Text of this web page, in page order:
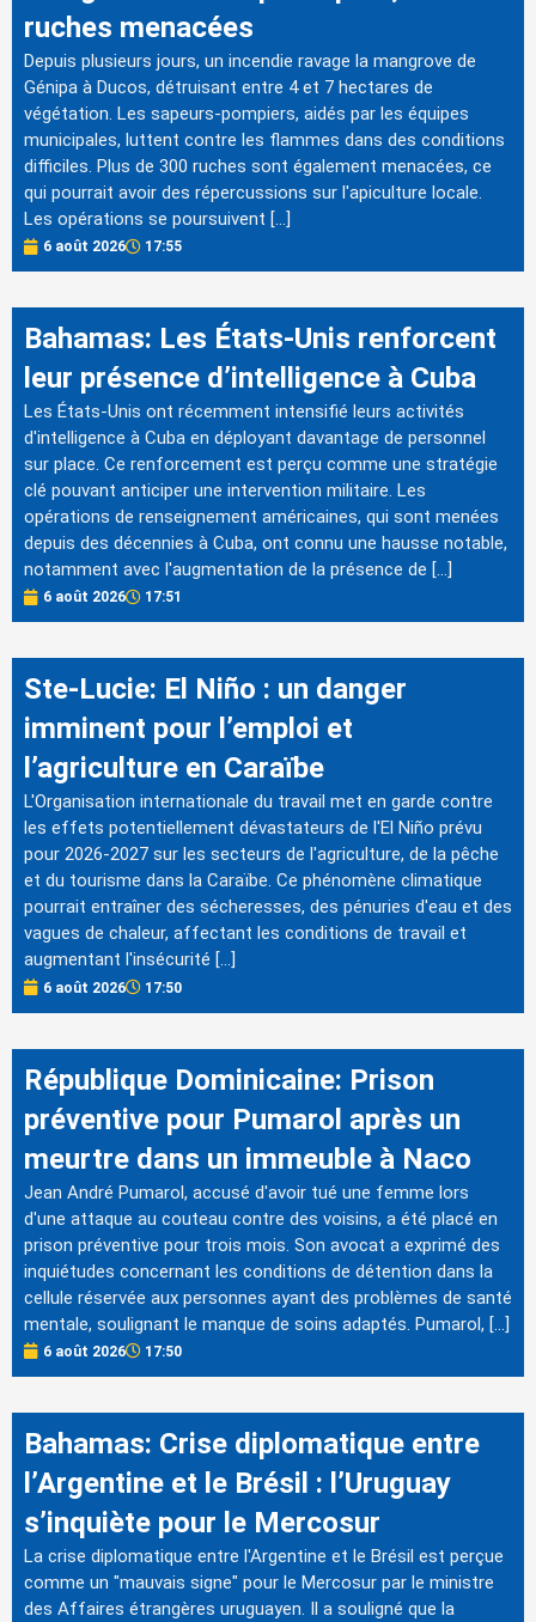
ruches menacées
Depuis plusieurs jours, un incendie ravage la mangrove de
Génipa à Ducos, détruisant entre 4 et 7 hectares de
végétation. Les sapeurs-pompiers, aidés par les équipes
municipales, luttent contre les flammes dans des conditions
difficiles. Plus de 300 ruches sont également menacées, ce
qui pourrait avoir des répercussions sur l'apiculture locale.
Les opérations se poursuivent […]
6 août 2026 17:55
Bahamas: Les États-Unis renforcent
leur présence d’intelligence à Cuba
Les États-Unis ont récemment intensifié leurs activités
d'intelligence à Cuba en déployant davantage de personnel
sur place. Ce renforcement est perçu comme une stratégie
clé pouvant anticiper une intervention militaire. Les
opérations de renseignement américaines, qui sont menées
depuis des décennies à Cuba, ont connu une hausse notable,
notamment avec l'augmentation de la présence de […]
6 août 2026 17:51
Ste-Lucie: El Niño : un danger
imminent pour l’emploi et
l’agriculture en Caraïbe
L'Organisation internationale du travail met en garde contre
les effets potentiellement dévastateurs de l'El Niño prévu
pour 2026-2027 sur les secteurs de l'agriculture, de la pêche
et du tourisme dans la Caraïbe. Ce phénomène climatique
pourrait entraîner des sécheresses, des pénuries d'eau et des
vagues de chaleur, affectant les conditions de travail et
augmentant l'insécurité […]
6 août 2026 17:50
République Dominicaine: Prison
préventive pour Pumarol après un
meurtre dans un immeuble à Naco
Jean André Pumarol, accusé d'avoir tué une femme lors
d'une attaque au couteau contre des voisins, a été placé en
prison préventive pour trois mois. Son avocat a exprimé des
inquiétudes concernant les conditions de détention dans la
cellule réservée aux personnes ayant des problèmes de santé
mentale, soulignant le manque de soins adaptés. Pumarol, […]
6 août 2026 17:50
Bahamas: Crise diplomatique entre
l’Argentine et le Brésil : l’Uruguay
s’inquiète pour le Mercosur
La crise diplomatique entre l'Argentine et le Brésil est perçue
comme un "mauvais signe" pour le Mercosur par le ministre
des Affaires étrangères uruguayen. Il a souligné que la